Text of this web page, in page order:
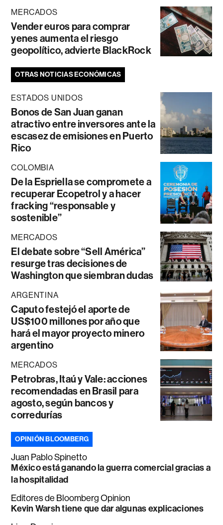
MERCADOS
Vender euros para comprar
yenes aumenta el riesgo
geopolítico, advierte BlackRock
OTRAS NOTICIAS ECONÓMICAS
ESTADOS UNIDOS
Bonos de San Juan ganan
atractivo entre inversores ante la
escasez de emisiones en Puerto
Rico
COLOMBIA
De la Espriella se compromete a
recuperar Ecopetrol y a hacer
fracking “responsable y
sostenible”
MERCADOS
El debate sobre “Sell América”
resurge tras decisiones de
Washington que siembran dudas
ARGENTINA
Caputo festejó el aporte de
US$100 millones por año que
hará el mayor proyecto minero
argentino
MERCADOS
Petrobras, Itaú y Vale: acciones
recomendadas en Brasil para
agosto, según bancos y
corredurías
OPINIÓN BLOOMBERG
Juan Pablo Spinetto
México está ganando la guerra comercial gracias a
la hospitalidad
Editores de Bloomberg Opinion
Kevin Warsh tiene que dar algunas explicaciones